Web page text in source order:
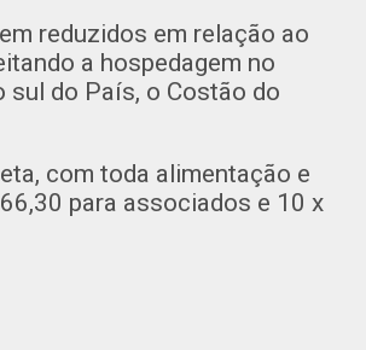
reduzidos em relação ao
a hospedagem no
do País, o Costão do
com toda alimentação e
para associados e 10 x